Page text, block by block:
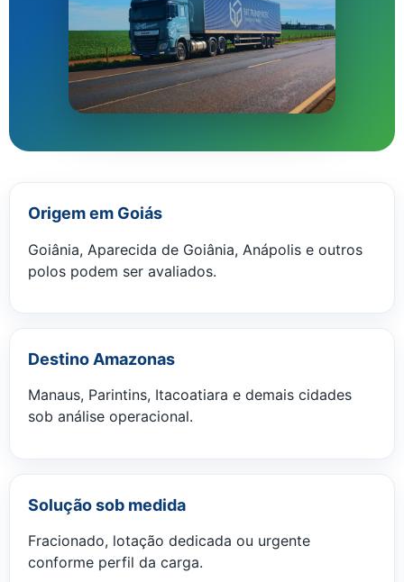
Origem em Goiás
Goiânia, Aparecida de Goiânia, Anápolis e outros
polos podem ser avaliados.
Destino Amazonas
Manaus, Parintins, Itacoatiara e demais cidades
sob análise operacional.
Solução sob medida
Fracionado, lotação dedicada ou urgente
conforme perfil da carga.